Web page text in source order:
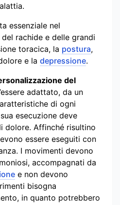
essenziale nel
rachide e delle grandi
toracica, la postura,
e la depressione.
del
adattato, da un
di ogni
esecuzione deve
dolore. Affinché risultino
essere eseguiti con
I movimenti devono
accompagnati da
e non devono
bisogna
in quanto potrebbero